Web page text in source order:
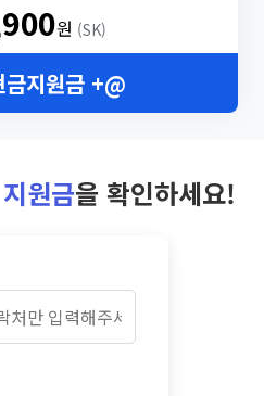
원 (SK)
지원금 +@
원금을 확인하세요!